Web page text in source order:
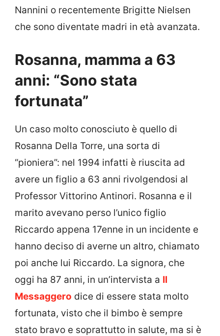
Nannini o recentemente Brigitte Nielsen
che sono diventate madri in età avanzata.
Rosanna, mamma a 63
anni: “Sono stata
fortunata”
Un caso molto conosciuto è quello di
Rosanna Della Torre, una sorta di
“pioniera”: nel 1994 infatti è riuscita ad
avere un figlio a 63 anni rivolgendosi al
Professor Vittorino Antinori. Rosanna e il
marito avevano perso l’unico figlio
Riccardo appena 17enne in un incidente e
hanno deciso di averne un altro, chiamato
poi anche lui Riccardo. La signora, che
oggi ha 87 anni, in un’intervista a Il
Messaggero dice di essere stata molto
fortunata, visto che il bimbo è sempre
stato bravo e soprattutto in salute, ma si è